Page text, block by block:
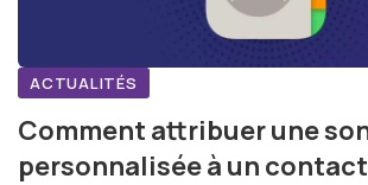
ACTUALITÉS
Comment attribuer une
personnalisée à un